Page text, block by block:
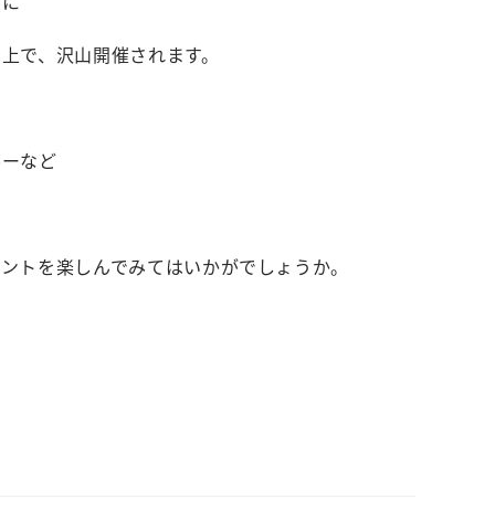
で、沢山開催されます。
など
を楽しんでみてはいかがでしょうか。